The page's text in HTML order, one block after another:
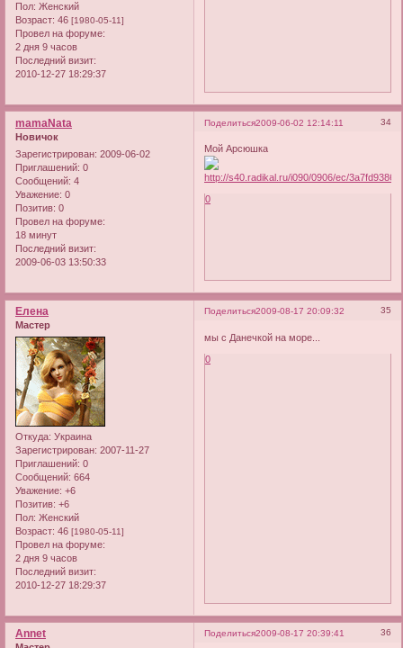
Пол: Женский
Возраст: 46 [1980-05-11]
Провел на форуме:
2 дня 9 часов
Последний визит:
2010-12-27 18:29:37
Поделиться 34
2009-06-02 12:14:11
mamaNata
Новичок
Зарегистрирован: 2009-06-02
Приглашений: 0
Сообщений: 4
Уважение: 0
Позитив: 0
Провел на форуме:
18 минут
Последний визит:
2009-06-03 13:50:33
Мой Арсюшка
0
Поделиться 35
2009-08-17 20:09:32
Елена
Мастер
Откуда: Украина
Зарегистрирован: 2007-11-27
Приглашений: 0
Сообщений: 664
Уважение: +6
Позитив: +6
Пол: Женский
Возраст: 46 [1980-05-11]
Провел на форуме:
2 дня 9 часов
Последний визит:
2010-12-27 18:29:37
мы с Данечкой на море...
0
Поделиться 36
2009-08-17 20:39:41
Annet